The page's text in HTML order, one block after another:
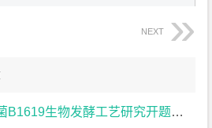
NEXT
生物发酵工艺研究开题报告